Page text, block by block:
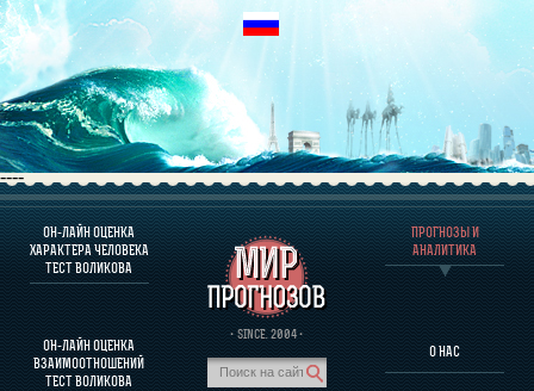
----
ОН-ЛАЙН ОЦЕНКА
ХАРАКТЕРА ЧЕЛОВЕКА
ТЕСТ ВОЛИКОВА
ОН-ЛАЙН ОЦЕНКА
ВЗАИМООТНОШЕНИЙ
ТЕСТ ВОЛИКОВА
· SINCE. 2004 ·
ПРОГНОЗЫ И
АНАЛИТИКА
О НАС
О ПРОГРАММЕ
ОЦЕНКА ХАРАКТЕРA ЧЕЛОВЕКА
ОЦЕНКА ХАРАКТЕРА ВЫДАЮЩИХСЯ ЛИЧНОСТЕЙ
О ПРОГРАММЕ
ПРОГНОЗЫ И АНАЛИТИКА